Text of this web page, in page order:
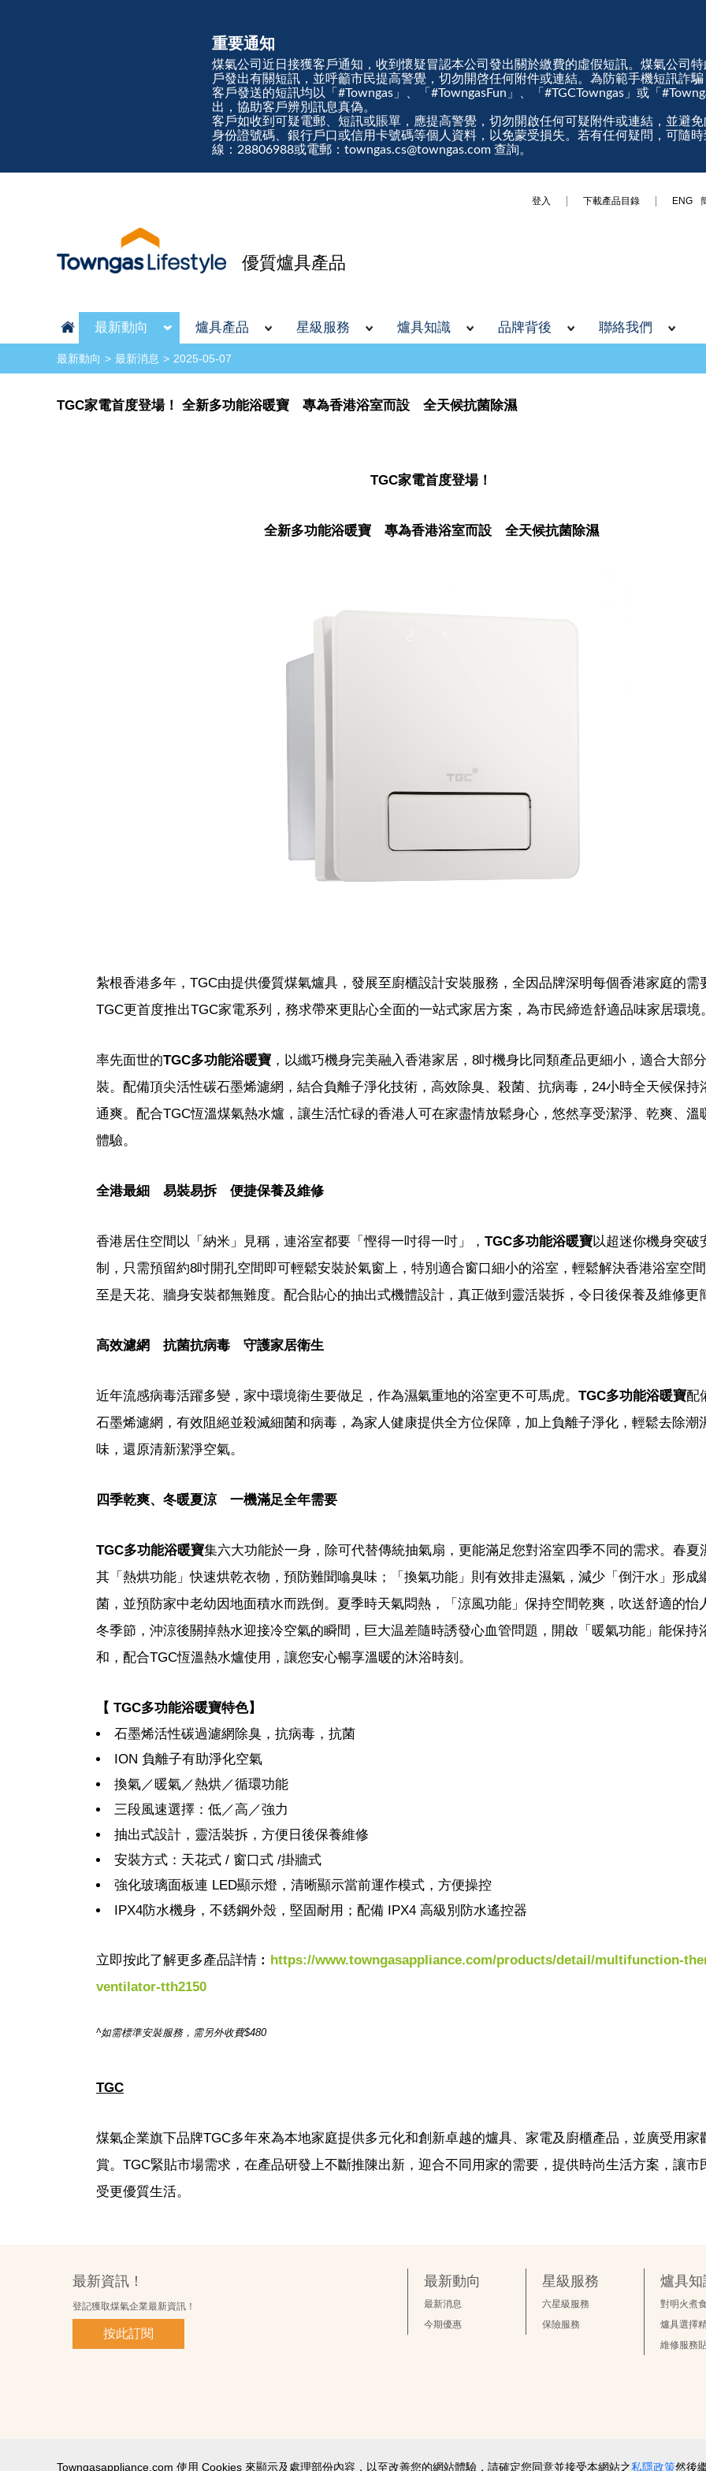
重要通知
煤氣公司近日接獲客戶通知，收到懷疑冒認本公司發出關於繳費的虛假短訊。煤氣公司
戶發出有關短訊，並呼籲市民提高警覺，切勿開啓任何附件或連結。為防範手機短訊詐
客戶發送的短訊均以「#Towngas」、「#TowngasFun」、「#TGCTowngas」或「
出，協助客戶辨別訊息真偽。
客戶如收到可疑電郵、短訊或賬單，應提高警覺，切勿開啟任何可疑附件或連結，並避
身份證號碼、銀行戶口或信用卡號碼等個人資料，以免蒙受損失。若有任何疑問，可隨
線：28806988或電郵：towngas.cs@towngas.com 查詢。
登入 下載產品目錄 ENG
優質爐具產品
最新動向 爐具產品 星級服務 爐具知識 品牌背後 聯絡我們
最新動向 最新消息 2025-05-07
TGC家電首度登場！ 全新多功能浴暖寶 專為香港浴室而設 全天候抗菌除濕
TGC家電首度登場！
全新多功能浴暖寶 專為香港浴室而設 全天候抗菌除濕
紮根香港多年，TGC由提供優質煤氣爐具，發展至廚櫃設計安裝服務，全因品牌深明每個香港家庭的需
TGC更首度推出TGC家電系列，務求帶來更貼心全面的一站式家居方案，為市民締造舒適品味家居環境。
率先面世的TGC多功能浴暖寶 ，以纖巧機身完美融入香港家居，8吋機身比同類產品更細小，適合大部
裝。配備頂尖活性碳石墨烯濾網，結合負離子淨化技術，高效除臭、殺菌、抗病毒，24小時全天候保持
通爽。配合TGC恆溫煤氣熱水爐，讓生活忙碌的香港人可在家盡情放鬆身心，悠然享受潔淨、乾爽、溫
體驗。
全港最細 易裝易拆 便捷保養及維修
香港居住空間以「納米」見稱，連浴室都要「慳得一吋得一吋」， TGC多功能浴暖寶以超迷你機身突破
制，只需預留約8吋開孔空間即可輕鬆安裝於氣窗上，特別適合窗口細小的浴室，輕鬆解決香港浴室空
至是天花、牆身安裝都無難度。配合貼心的抽出式機體設計，真正做到靈活裝拆，令日後保養及維修更
高效濾網 抗菌抗病毒 守護家居衛生
近年流感病毒活躍多變，家中環境衛生要做足，作為濕氣重地的浴室更不可馬虎。 TGC多功能浴暖寶配
石墨烯濾網，有效阻絕並殺滅細菌和病毒，為家人健康提供全方位保障，加上負離子淨化，輕鬆去除潮
味，還原清新潔淨空氣。
四季乾爽、冬暖夏涼 一機滿足全年需要
TGC多功能浴暖寶集六大功能於一身，除可代替傳統抽氣扇，更能滿足您對浴室四季不同的需求。春夏
其「熱烘功能」快速烘乾衣物，預防難聞噏臭味；「換氣功能」則有效排走濕氣，減少「倒汗水」形成
菌，並預防家中老幼因地面積水而跣倒。夏季時天氣悶熱，「涼風功能」保持空間乾爽，吹送舒適的怡
冬季節，沖涼後關掉熱水迎接冷空氣的瞬間，巨大温差隨時誘發心血管問題，開啟「暖氣功能」能保持
和，配合TGC恆溫熱水爐使用，讓您安心暢享溫暖的沐浴時刻。
【 TGC多功能浴暖寶特色】
石墨烯活性碳過濾網除臭，抗病毒，抗菌
ION 負離子有助淨化空氣
換氣／暖氣／熱烘／循環功能
三段風速選擇：低／高／強力
抽出式設計，靈活裝拆，方便日後保養維修
安裝方式：天花式 / 窗口式 /掛牆式
強化玻璃面板連 LED顯示燈，清晰顯示當前運作模式，方便操控
IPX4防水機身，不銹鋼外殼，堅固耐用；配備 IPX4 高級別防水遙控器
立即按此了解更多產品詳情︰ https://www.towngasappliance.com/products/detail/multifunction-
ventilator-tth2150
^如需標準安裝服務，需另外收費$480
TGC
煤氣企業旗下品牌TGC多年來為本地家庭提供多元化和創新卓越的爐具、家電及廚櫃產品，並廣受用家
賞。TGC緊貼市場需求，在產品研發上不斷推陳出新，迎合不同用家的需要，提供時尚生活方案，讓市
受更優質生活。
最新資訊！
登記獲取煤氣企業最新資訊！
按此訂閱
最新動向
最新消息
今期優惠
星級服務
六星級服務
保險服務
爐具知
對明火煮
爐具選擇
維修服務
使用條款及細則 私隱政策聲明 個人資料收集聲明 2026 © 版權所有 ‧ 煤氣企業有限公司
Towngasappliance.com 使用 Cookies 來顯示及處理部份內容，以至改善您的網站體驗，請確定您同意並接受本網站之私隱政策然後